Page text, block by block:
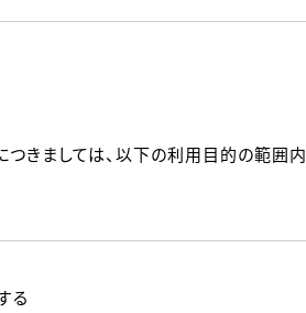
きましては、以下の利用目的の範囲内
る